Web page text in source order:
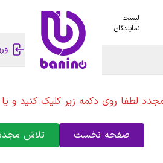
لیست
نمایندگان
لطفا روی دکمه زیر کلیک کنید و یا
صفحه نخست تلاش